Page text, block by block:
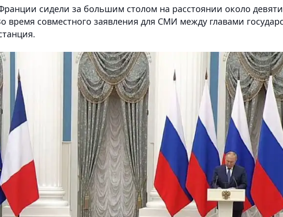
сидели за большим столом на расстоянии около девяти
время совместного заявления для СМИ между главами